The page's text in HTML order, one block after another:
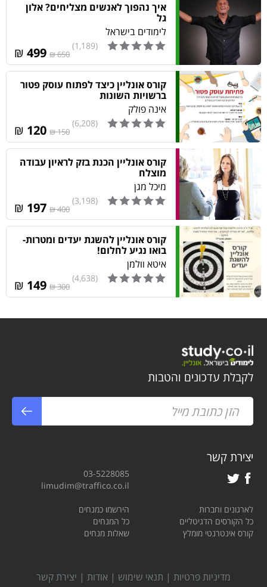
איך נהפוך לאנשים מצליחים? אלון
גל
לימודים בישראל
(1,189)
650 ₪
₪
קורס אונליין כיצד לפתוח עוסק פטור
ברשויות השונות
אינה פולק
(6,208)
150 ₪
₪
קורס אונליין הכנת בזק לראיון עבודה
מוצלח
מיכל מגן‎
(3,198)
400 ₪
₪
קורס אונליין להשגת יעדים ומטרות-
בואו נגיע לחלום!
איטא וולמן
(4,638)
300 ₪
₪
לקבלת עדכונים והטבות
יצירת קשר
03-5228085
limudim@traffico.co.il
לארגונים וחברות
כל הקורסים הדגיטליים
קורס אינטרנטי מומלץ
הירשמו כמנחים
כל המנחים
שאלות מנחים
מדיניות פרטיות | תנאי שימוש | אודות | יצירת קשר